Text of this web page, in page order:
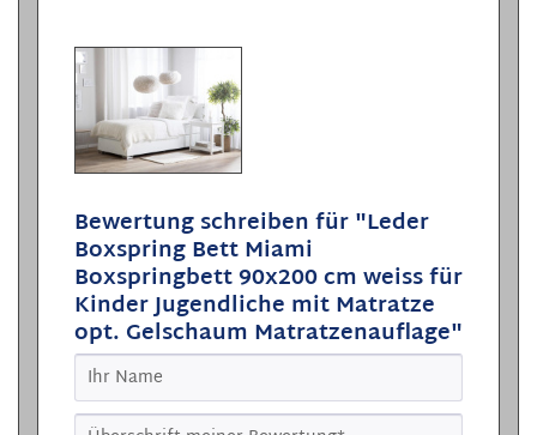
Bewertung schreiben für "Leder
Boxspring Bett Miami
Boxspringbett 90x200 cm weiss für
Kinder Jugendliche mit Matratze
opt. Gelschaum Matratzenauflage"